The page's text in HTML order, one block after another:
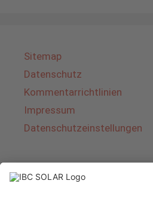
Sitemap
Datenschutz
Kommentarrichtlinien
Impressum
Datenschutzeinstellungen
Über IBC SOLAR